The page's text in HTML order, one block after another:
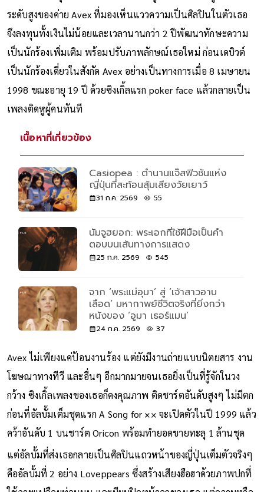
จุดเปลี่ยนเกิดขึ้นตอนเธออายุประมาณ 17 ปี เมื่อเธอได้พบกับ
‘แม็กซ์ มัตสึอุระ’ (Max Matsuura)
ผู้ร่วมก่อตั้งและผู้บริหาร
ระดับสูงของค่าย Avex ที่มองเห็นแววความเป็นศิลปินในตัวเธอ
จึงลงทุนทั้งเงินไม่น้อยและเวลานานกว่า 2 ปีพัฒนาทักษะความ
เป็นนักร้องเพิ่มเติม พร้อมปรับภาพลักษณ์เธอใหม่ ก่อนเดบิวต์
เป็นนักร้องเดี่ยวในสังกัด Avex อย่างเป็นทางการเมื่อ 8 เมษายน
1998 ขณะอายุ 19 ปี ด้วยซิงเกิ้ลแรก poker face แล้วกลายเป็น
เพลงติดหูผู้คนทันที
เนื้อหาที่เกี่ยวข้อง
Casiopea : ตำนานแจ๊สฟิวชันแห่ง
31 ก.ค. 2569 55
นัมจูฮยอก: พระเอกที่ใช้ฝีมือเป็นคำ
25 ก.ค. 2569 545
จาก ‘พระแม่อุมา’ สู่ ‘เจ้าสาวอาบ
เลือด’ มหากาพย์ชีวิตจริงที่ยิ่งกว่า
24 ก.ค. 2569 37
Avex ไม่เพียงแค่ป้อนงานร้อง แต่ยังมีงานถ่ายแบบนิตยสาร งาน
โฆษณาทางทีวี และอื่นๆ อีกมากมายจนเธอยิ่งเป็นที่รู้จักในวง
กว้าง ซิงเกิ้ลเพลงของเธอก็คงคุณภาพ ติดชาร์ตอันดับสูงๆ ไม่มีตก
ก่อนที่อัลบั้มเต็มชุดแรก A Song for ×× จะเปิดตัวในปี 1999 แล้ว
คว้าอันดับ 1 บนชาร์ต Oricon พร้อมทำยอดขายทะลุ 1 ล้านชุด
แต่อัลบั้มที่ส่งเธอกลายเป็นศิลปินแถวหน้าของญี่ปุ่นเต็มตัวจริงๆ